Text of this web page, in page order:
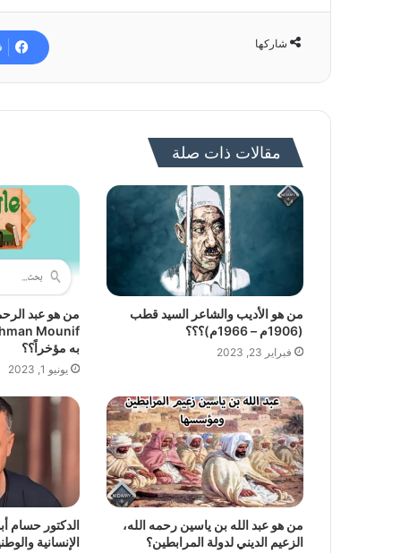
شاركها
مقالات ذات صلة
من هو الأديب والشاعر السيد قطب
(1906م – 1966م)؟؟؟
فبراير 23, 2023
به مؤخراً؟؟
يونيو 1, 2023
من هو عبد الله بن ياسين رحمه الله،
الزعيم الديني لدولة المرابطين؟
الدكتور حسام
الإنسانية